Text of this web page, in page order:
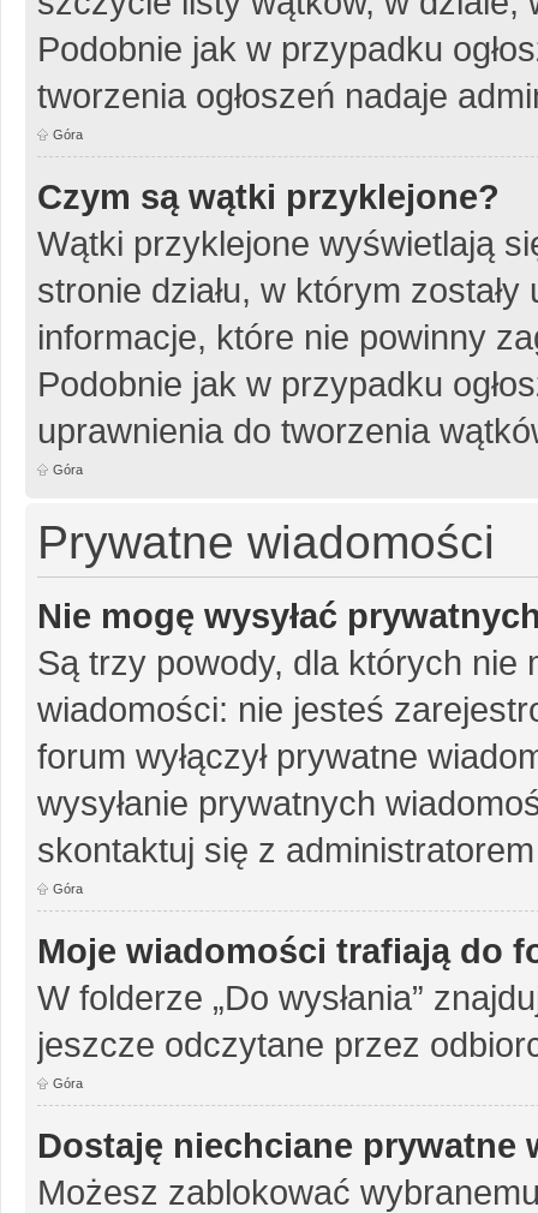
Podobnie jak w przypadku
tworzenia ogłoszeń nadaje
Góra
Czym są wątki przyklejone?
Wątki przyklejone wyświetlają
stronie działu, w którym
informacje, które nie powinny
Podobnie jak w przypadku
uprawnienia do tworzenia
Góra
Prywatne wiadomości
Nie mogę wysyłać
Są trzy powody, dla których nie
wiadomości: nie jesteś
forum wyłączył prywatne
wysyłanie prywatnych
skontaktuj się z
Góra
Moje wiadomości trafiają do
W folderze „Do wysłania”
jeszcze odczytane przez
Góra
Dostaję niechciane prywatne
Możesz zablokować